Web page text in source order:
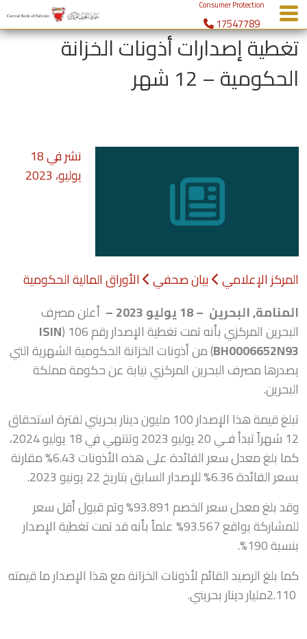
Consumer Protection
17547789menu
تغطية إصدارات أذونات الخزانة
الحكومية – 12 شهر
نشر في18
يوليو، 2023
المركز الإعلامي بيان صحفي
الأوراق المالية الحكومية
المنامة, البحرين – 18
يوليو2023 –
أعلن مصرف
البحرين المركزي بأنه تمت تغطية الإصدار رقم 106 (
ISIN
BH0006652N93) من أذونات الخزانة الحكومية الشهرية التي
يصدرها مصرف البحرين المركزي نيابة عن حكومة مملكة
البحرين.
تبلغ قيمة هذا الإصدار 100 مليون دينار بحريني لفترة استحقاق
12 شهراً تبدأ فـي 20 يوليو 2023 وتنتهي في 18 يوليو 2024،
كما بلغ معدل سعر الفائدة على هذه الأذونات 6.43% مقارنة
بسعر الفائدة 6.36% للإصدار السابق بتاريخ 22 يونيو 2023.
وقد بلغ معدل سعر الخصم 93.891% وتم قبول أقل سعر
للمشاركة بواقع 93.567% علماً بأنه قد تمت تغطية الإصدار
بنسبة 190%.
كما بلغ الرصيد القائم لأذونات الخزانة مع هذا الإصدار ما قيمته